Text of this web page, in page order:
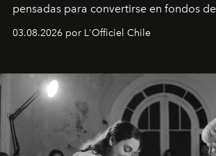
pensadas para convertirse en fondos
03.08.2026 por L'Officiel Chile